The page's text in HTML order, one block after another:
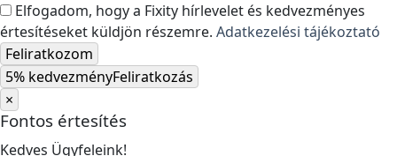
Elfogadom, hogy a Fixity hírlevelet és kedvezményes
értesítéseket küldjön részemre. Adatkezelési tájékoztató
Feliratkozom
5% kedvezményFeliratkozás
×
Fontos értesítés
Kedves Ügyfeleink!